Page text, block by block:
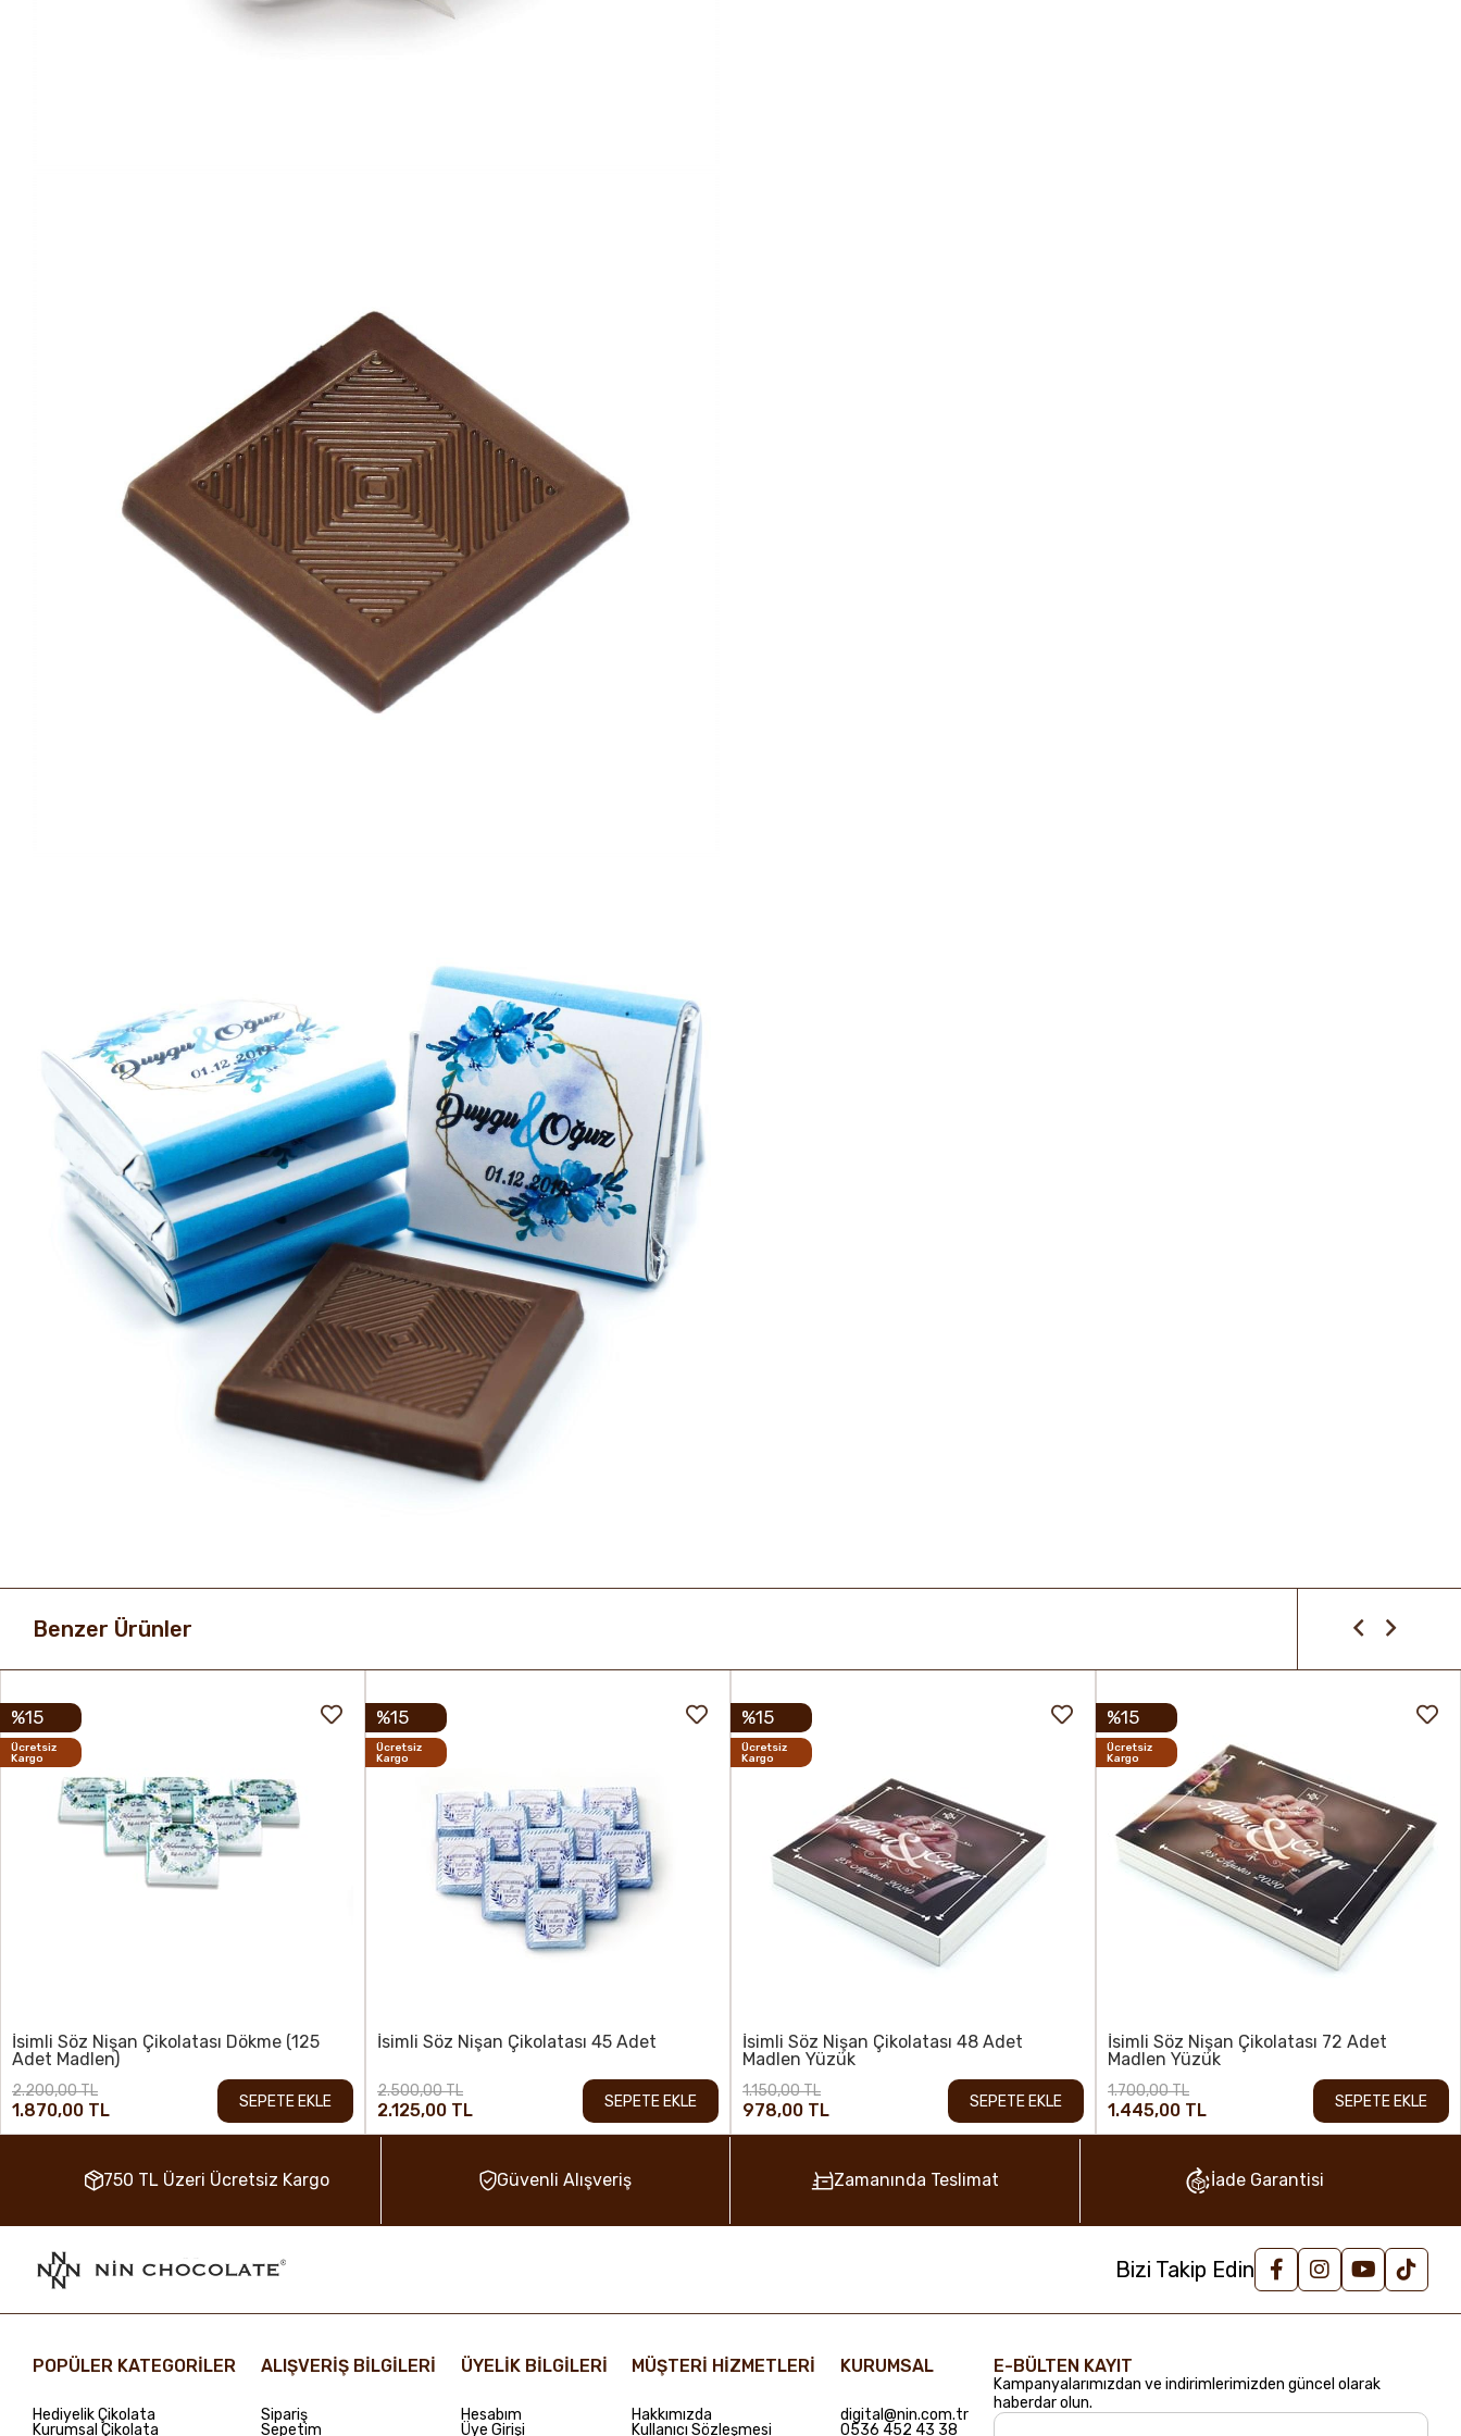
Benzer Ürünler
İsimli Söz Nişan Çikolatası Dökme (125
Adet Madlen)
1.870,00 TL
2.200,00 TL
SEPETE EKLE
%15
Ücretsiz
Kargo
İsimli Söz Nişan Çikolatası 45 Adet
2.125,00 TL
2.500,00 TL
SEPETE EKLE
%15
Ücretsiz
Kargo
İsimli Söz Nişan Çikolatası 48 Adet
Madlen Yüzük
978,00 TL
1.150,00 TL
SEPETE EKLE
%15
Ücretsiz
Kargo
İsimli Söz Nişan Çikolatası 72 Adet
Madlen Yüzük
1.445,00 TL
1.700,00 TL
SEPETE EKLE
%15
Ücretsiz
Kargo
750 TL Üzeri Ücretsiz Kargo Güvenli Alışveriş Zamanında Teslimat İade Garantisi
Bizi Takip Edin
POPÜLER KATEGORİLER
Hediyelik Çikolata
Kurumsal Çikolata
ALIŞVERİŞ BİLGİLERİ
Sipariş
Sepetim
ÜYELİK BİLGİLERİ
Hesabım
Üye Girişi
MÜŞTERİ HİZMETLERİ
Hakkımızda
Kullanıcı Sözleşmesi
KURUMSAL
digital@nin.com.tr
0536 452 43 38
E-BÜLTEN KAYIT
Kampanyalarımızdan ve indirimlerimizden güncel olarak
haberdar olun.